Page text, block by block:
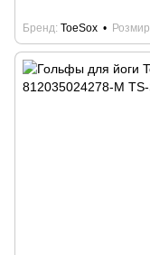
Бренд ToeSox Розмир